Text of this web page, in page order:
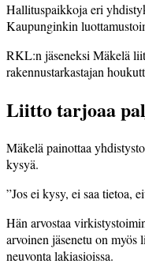
Hallituspaikkoja eri
Kaupunginkin
RKL:n jäseneksi Mäkelä
rakennustarkastajan
Liitto tarjoaa
Mäkelä painottaa
kysyä.
”Jos ei kysy, ei saa tietoa,
Hän arvostaa
arvoinen jäsenetu on
neuvonta lakiasioissa.